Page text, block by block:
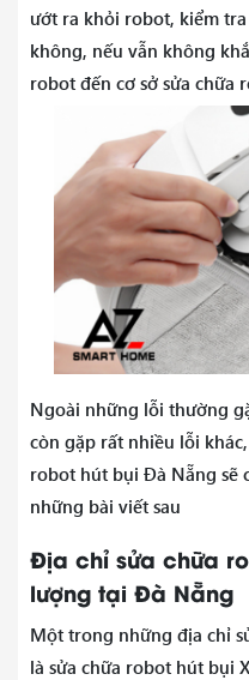
ướt ra khỏi robot, kiểm
không, nếu vẫn không
robot đến cơ sở sửa chữa
Ngoài những lỗi thường
còn gặp rất nhiều lỗi
robot hút bụi Đà Nẵng sẽ
những bài viết sau
Địa chỉ sửa chữa
lượng tại Đà Nẵng
Một trong những địa chỉ
là sửa chữa robot hút bụi